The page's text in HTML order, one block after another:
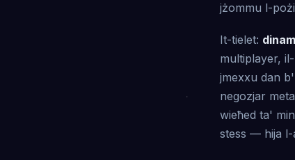
jżommu l-
It-tielet:
multiplayer,
jmexxu dan
negozjar
wieħed ta'
stess — hija l-